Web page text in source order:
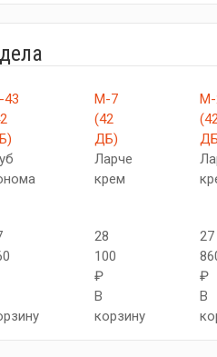
М-7
(42
ДБ)
Ларче
крем
28
100
₽
В
корзину
М-
27
₽
В